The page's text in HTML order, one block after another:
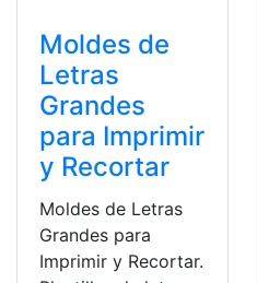
Moldes de
Letras
Grandes
para Imprimir
y Recortar
Moldes de Letras
Grandes para
Imprimir y Recortar.